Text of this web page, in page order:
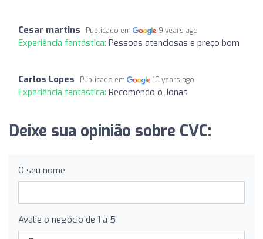
Cesar martins Publicado em 9 years ago
Experiência fantástica: Pessoas atenciosas e preço bom
Carlos Lopes Publicado em 10 years ago
Experiência fantástica: Recomendo o Jonas
Deixe sua opinião sobre CVC:
O seu nome
Avalie o negócio de 1 a 5